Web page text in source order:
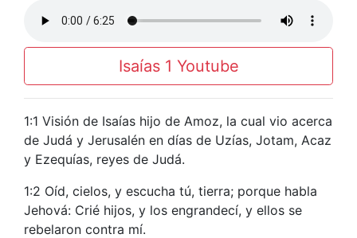
Isaías 1 Youtube
1:1 Visión de Isaías hijo de Amoz, la cual vio acerca
de Judá y Jerusalén en días de Uzías, Jotam, Acaz
y Ezequías, reyes de Judá.
1:2 Oíd, cielos, y escucha tú, tierra; porque habla
Jehová: Crié hijos, y los engrandecí, y ellos se
rebelaron contra mí.